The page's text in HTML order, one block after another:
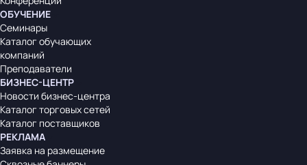
ОБУЧЕНИЕ
Семинары
Каталог обучающих
компаний
Преподаватели
БИЗНЕС-ЦЕНТР
Новости бизнес-центра
Каталог торговых сетей
Каталог поставщиков
РЕКЛАМА
Заявка на размещение